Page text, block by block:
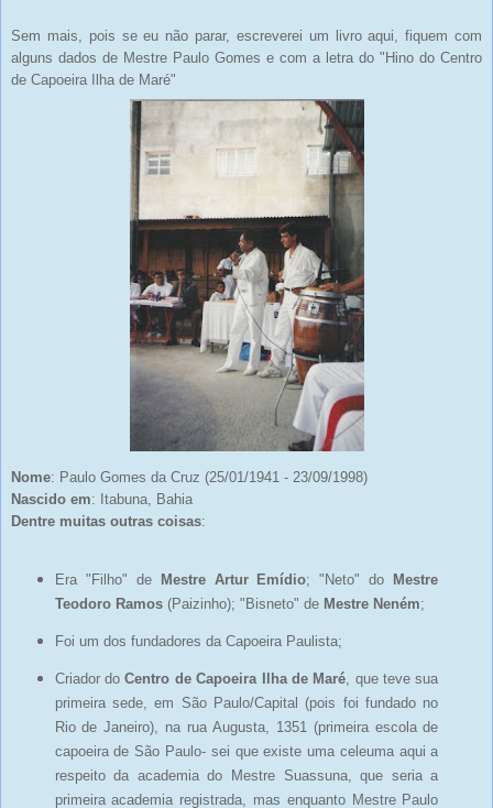
Sem mais, pois se eu não parar, escreverei um livro aqui, fiquem com
alguns dados de Mestre Paulo Gomes e com a letra do "Hino do Centro
de Capoeira Ilha de Maré"
Nome: Paulo Gomes da Cruz (25/01/1941 - 23/09/1998)
Nascido em: Itabuna, Bahia
Dentre muitas outras coisas:
Era "Filho" de Mestre Artur Emídio; "Neto" do
Mestre
Teodoro Ramos(Paizinho); "Bisneto" de Mestre Neném;
Foi um dos fundadores da Capoeira Paulista;
Criador doCentro de Capoeira Ilha de Maré , que teve sua
primeira sede, em São Paulo/Capital (pois foi fundado no
Rio de Janeiro), na rua Augusta, 1351 (primeira escola de
capoeira de São Paulo- sei que existe uma celeuma aqui a
respeito da academia do Mestre Suassuna, que seria a
primeira academia registrada, mas enquanto Mestre Paulo